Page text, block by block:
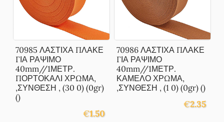
70985 ΛΑΣΤΙΧΑ ΠΛΑΚΕ
ΓΙΑ ΡΑΨΙΜΟ
40mm//1ΜΕΤΡ.
ΠΟΡΤΟΚΑΛΙ ΧΡΩΜΑ,
,ΣΥΝΘΕΣΗ , (30 0) (0gr)
()
€1.50
70986 ΛΑΣΤΙΧΑ ΠΛΑΚΕ
ΓΙΑ ΡΑΨΙΜΟ
40mm//1ΜΕΤΡ.
ΚΑΜΕΛΟ ΧΡΩΜΑ,
,ΣΥΝΘΕΣΗ , (1 0) (0gr) ()
€2.35